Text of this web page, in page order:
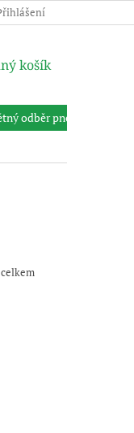
košík
odběr pneumatik